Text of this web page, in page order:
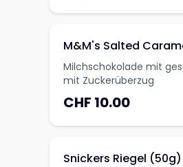
M&M's Salted
Milchschokolade mit
mit Zuckerüberzug
CHF 10.00
Snickers Riegel (50g)